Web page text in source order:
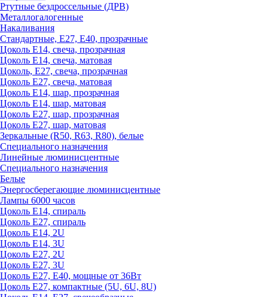
Ртутные бездроссельные (ДРВ)
Металлогалогенные
Накаливания
Стандартные, Е27, Е40, прозрачные
Цоколь Е14, свеча, прозрачная
Цоколь Е14, свеча, матовая
Цоколь, Е27, свеча, прозрачная
Цоколь Е27, свеча, матовая
Цоколь Е14, шар, прозрачная
Цоколь Е14, шар, матовая
Цоколь Е27, шар, прозрачная
Цоколь Е27, шар, матовая
Зеркальные (R50, R63, R80), белые
Специального назначения
Линейные люминисцентные
Специального назначения
Белые
Энергосберегающие люминисцентные
Лампы 6000 часов
Цоколь Е14, спираль
Цоколь Е27, спираль
Цоколь Е14, 2U
Цоколь Е14, 3U
Цоколь Е27, 2U
Цоколь Е27, 3U
Цоколь Е27, Е40, мощные от 36Вт
Цоколь Е27, компактные (5U, 6U, 8U)